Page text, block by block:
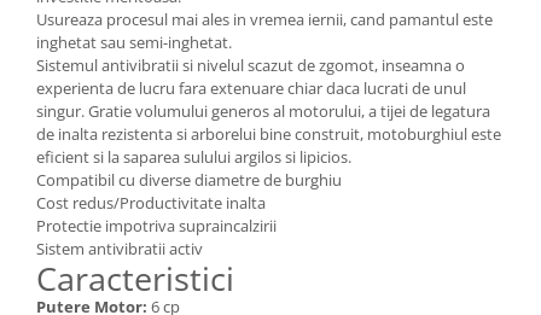
Kituri de siguranta si supravietuire
Kit-uri siguranta auto
Kit-uri Supravietuire si Accesorii
Camping
Curatenie si menaj
Accesorii ingrijire casa
Accesorii maturi, mopuri si galeti
Aparate de calcat
Aspiratoare electrice
Cutii depozitare diverse
Usureaza procesul mai ales in vremea iernii, cand pamantul este
inghetat sau semi-inghetat.
Sistemul antivibratii si nivelul scazut de zgomot, inseamna o
experienta de lucru fara extenuare chiar daca lucrati de unul
singur. Gratie volumului generos al motorului, a tijei de legatura
de inalta rezistenta si arborelui bine construit, motoburghiul este
eficient si la saparea sulului argilos si lipicios.
Compatibil cu diverse diametre de burghiu
Cost redus/Productivitate inalta
Protectie impotriva supraincalzirii
Sistem antivibratii activ
Caracteristici
Putere Motor: 6 cp